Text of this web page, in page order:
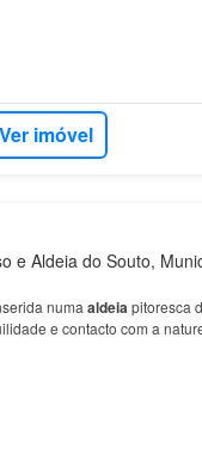
Ver imóvel
e Aldeia do Souto,
numa aldeiapitoresca
e contacto com a